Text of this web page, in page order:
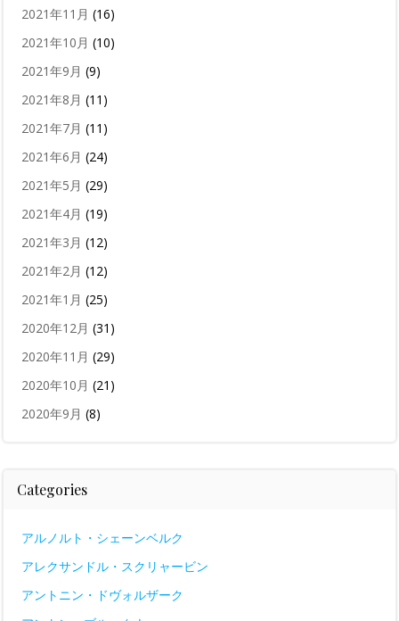
2021年11月 (16)
2021年10月 (10)
2021年9月 (9)
2021年8月 (11)
2021年7月 (11)
2021年6月 (24)
2021年5月 (29)
2021年4月 (19)
2021年3月 (12)
2021年2月 (12)
2021年1月 (25)
2020年12月 (31)
2020年11月 (29)
2020年10月 (21)
2020年9月 (8)
Categories
アルノルト・シェーンベルク
アレクサンドル・スクリャービン
アントニン・ドヴォルザーク